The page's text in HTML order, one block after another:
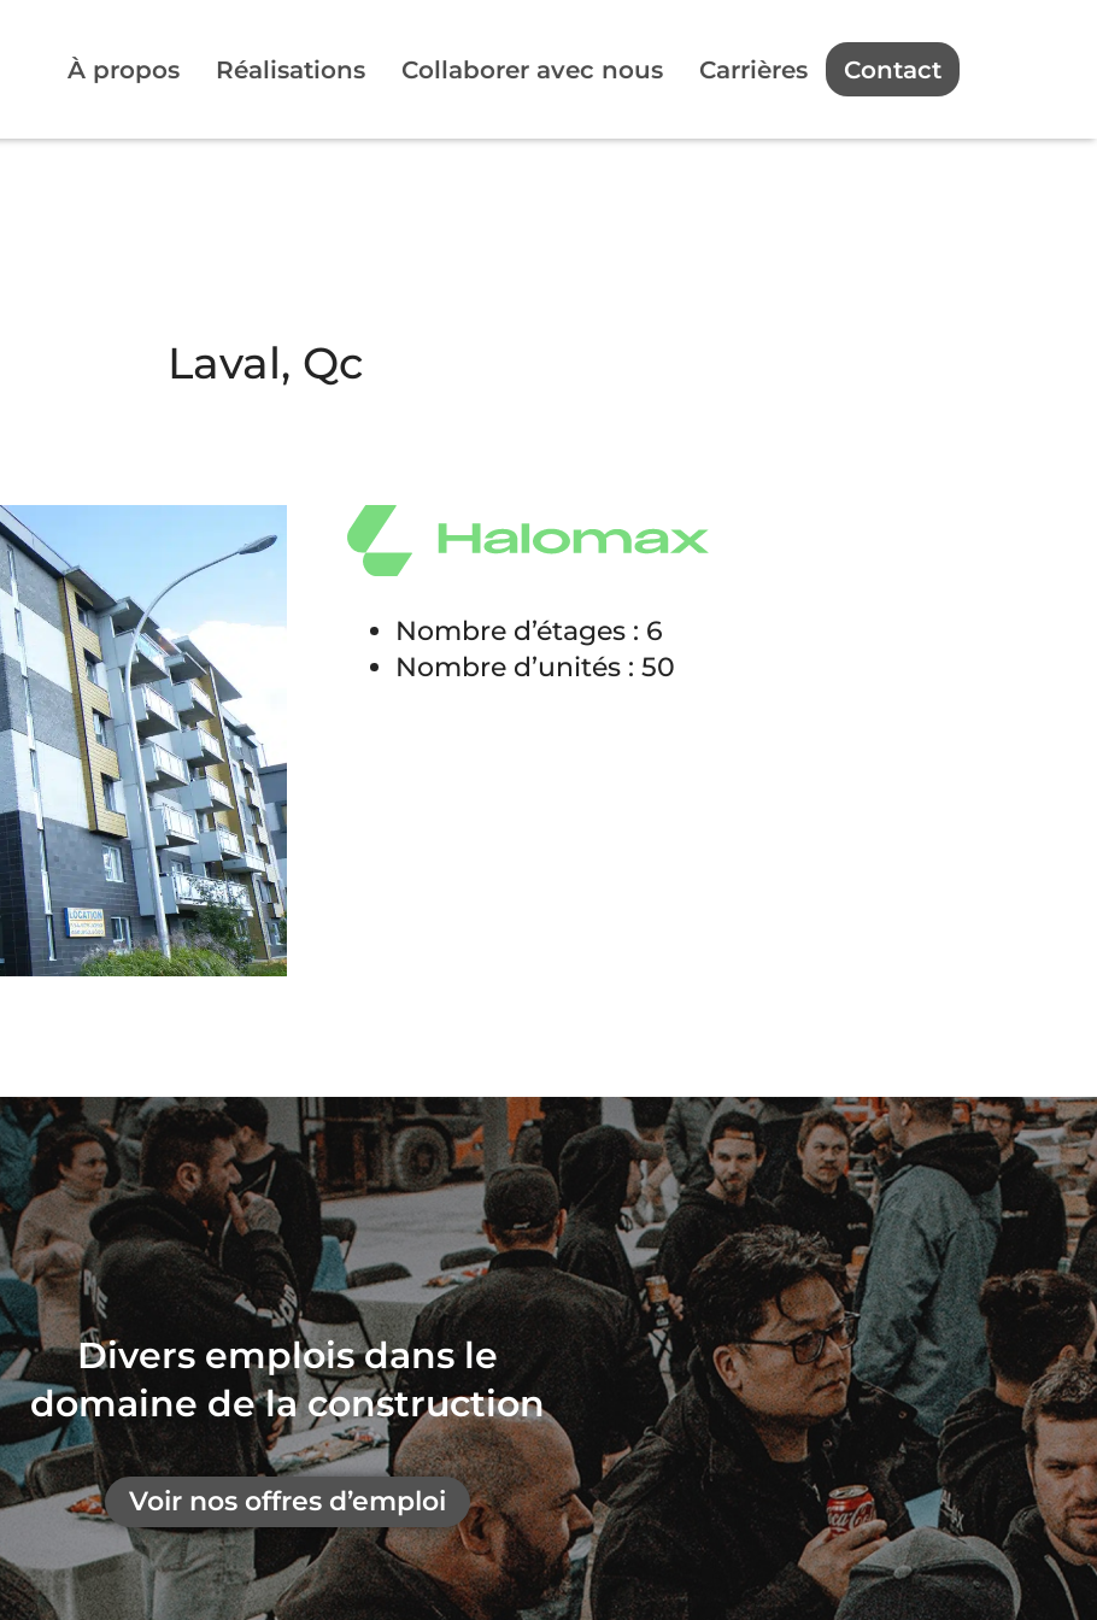
À propos Réalisations Collaborer avec nous Carrières Contact
Laval, Qc
Nombre d’étages : 6
Nombre d’unités : 50
Divers emplois dans le
domaine de la construction
Voir nos offres d’emploi